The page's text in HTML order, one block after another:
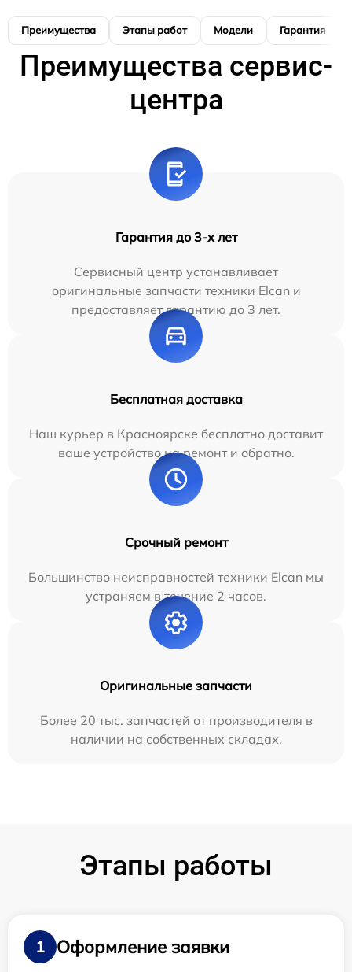
Преимущества Этапы работ Модели Гарантия
Преимущества сервис-
центра
Гарантия до 3-х лет
Сервисный центр устанавливает
оригинальные запчасти техники Elcan и
предоставляет гарантию до 3 лет.
Бесплатная доставка
Наш курьер в Красноярске бесплатно доставит
ваше устройство на ремонт и обратно.
Срочный ремонт
Большинство неисправностей техники Elcan мы
устраняем в течение 2 часов.
Оригинальные запчасти
Более 20 тыс. запчастей от производителя в
наличии на собственных складах.
Этапы работы
1
Оформление заявки